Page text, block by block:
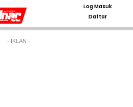
Log Masuk
Daftar
- IKLAN -